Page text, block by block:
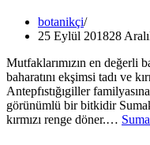
botanikçi
25 Eylül 201828
Mutfaklarımızın en değerli
baharatını ekşimsi tadı ve
Antepfıstığıgiller
görünümlü bir bitkidir
kırmızı renge döner.…